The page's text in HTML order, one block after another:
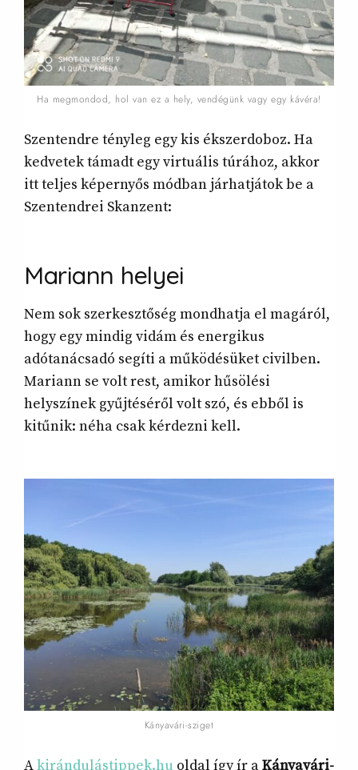
Ha megmondod, hol van ez a hely, vendégünk vagy egy kávéra!
Szentendre tényleg egy kis ékszerdoboz. Ha
kedvetek támadt egy virtuális túrához, akkor
itt teljes képernyős módban járhatjátok be a
Szentendrei Skanzent:
Mariann helyei
Nem sok szerkesztőség mondhatja el magáról,
hogy egy mindig vidám és energikus
adótanácsadó segíti a működésüket civilben.
Mariann se volt rest, amikor hűsölési
helyszínek gyűjtéséről volt szó, és ebből is
kitűnik: néha csak kérdezni kell.
Kányavári-sziget
Akirándulástippek.hu oldal így ír aKányavári-